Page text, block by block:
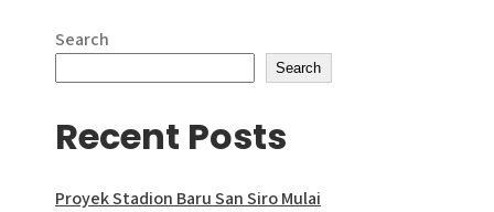
Search
Search
Recent Posts
Proyek Stadion Baru San Siro Mulai